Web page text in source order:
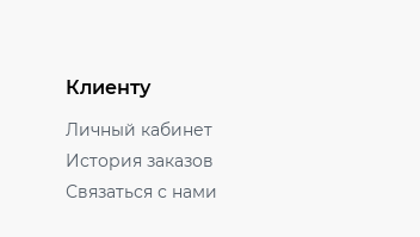
Клиенту
Личный кабинет
История заказов
Связаться с нами